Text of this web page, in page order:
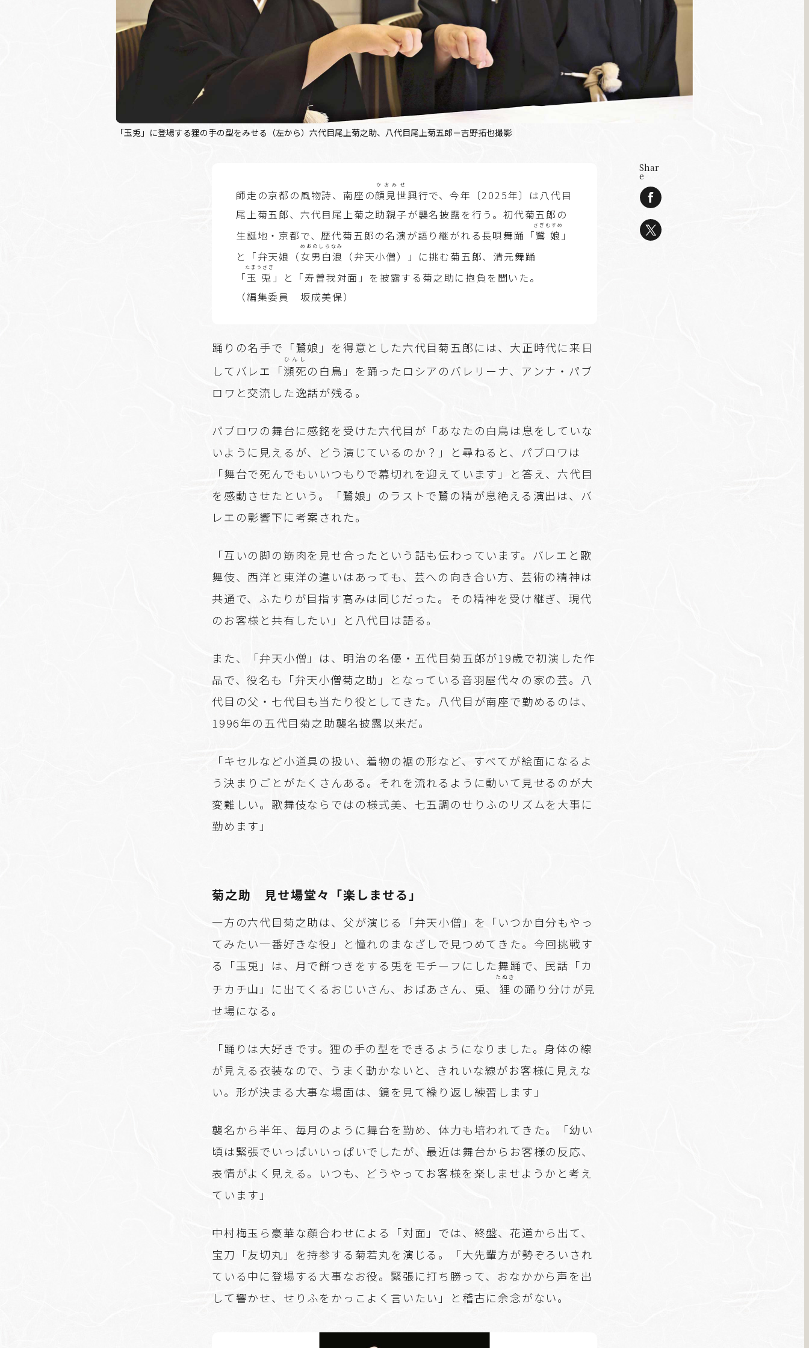
「玉兎」に登場する狸の手の型をみせる（左から）六代目尾上菊之助、八代目尾上菊五郎＝吉野拓也撮影
師走の京都の風物詩、南座の顔見世
かおみせ
興行で、今年〔2025年〕は八代目
尾上菊五郎、六代目尾上菊之助親子が襲名披露を行う。初代菊五郎の
生誕地・京都で、歴代菊五郎の名演が語り継がれる長唄舞踊「鷺娘
さぎむすめ
」
と「弁天娘（女男白浪
めおのしらなみ
（弁天小僧）」に挑む菊五郎、清元舞踊
「玉兎
たまうさぎ
」と「寿曽我対面」を披露する菊之助に抱負を聞いた。
（編集委員 坂成美保）
踊りの名手で「鷺娘」を得意とした六代目菊五郎には、大正時代に来日
してバレエ「瀕死
ひんし
の白鳥」を踊ったロシアのバレリーナ、アンナ・パブ
ロワと交流した逸話が残る。
パブロワの舞台に感銘を受けた六代目が「あなたの白鳥は息をしていな
いように見えるが、どう演じているのか？」と尋ねると、パブロワは
「舞台で死んでもいいつもりで幕切れを迎えています」と答え、六代目
を感動させたという。「鷺娘」のラストで鷺の精が息絶える演出は、バ
レエの影響下に考案された。
「互いの脚の筋肉を見せ合ったという話も伝わっています。バレエと歌
舞伎、西洋と東洋の違いはあっても、芸への向き合い方、芸術の精神は
共通で、ふたりが目指す高みは同じだった。その精神を受け継ぎ、現代
のお客様と共有したい」と八代目は語る。
また、「弁天小僧」は、明治の名優・五代目菊五郎が19歳で初演した作
品で、役名も「弁天小僧菊之助」となっている音羽屋代々の家の芸。八
代目の父・七代目も当たり役としてきた。八代目が南座で勤めるのは、
1996年の五代目菊之助襲名披露以来だ。
「キセルなど小道具の扱い、着物の裾の形など、すべてが絵面になるよ
う決まりごとがたくさんある。それを流れるように動いて見せるのが大
変難しい。歌舞伎ならではの様式美、七五調のせりふのリズムを大事に
勤めます」
菊之助 見せ場堂々「楽しませる」
一方の六代目菊之助は、父が演じる「弁天小僧」を「いつか自分もやっ
てみたい一番好きな役」と憧れのまなざしで見つめてきた。今回挑戦す
る「玉兎」は、月で餅つきをする兎をモチーフにした舞踊で、民話「カ
チカチ山」に出てくるおじいさん、おばあさん、兎、
狸
たぬき
の踊り分けが見
せ場になる。
「踊りは大好きです。狸の手の型をできるようになりました。身体の線
が見える衣装なので、うまく動かないと、きれいな線がお客様に見えな
い。形が決まる大事な場面は、鏡を見て繰り返し練習します」
襲名から半年、毎月のように舞台を勤め、体力も培われてきた。「幼い
頃は緊張でいっぱいいっぱいでしたが、最近は舞台からお客様の反応、
表情がよく見える。いつも、どうやってお客様を楽しませようかと考え
ています」
中村梅玉ら豪華な顔合わせによる「対面」では、終盤、花道から出て、
宝刀「友切丸」を持参する菊若丸を演じる。「大先輩方が勢ぞろいされ
ている中に登場する大事なお役。緊張に打ち勝って、おなかから声を出
して響かせ、せりふをかっこよく言いたい」と稽古に余念がない。
Shar
e